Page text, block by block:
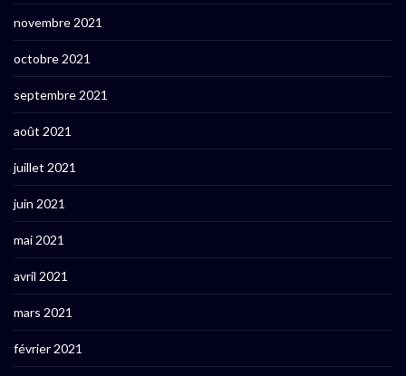
novembre 2021
octobre 2021
septembre 2021
août 2021
juillet 2021
juin 2021
mai 2021
avril 2021
mars 2021
février 2021